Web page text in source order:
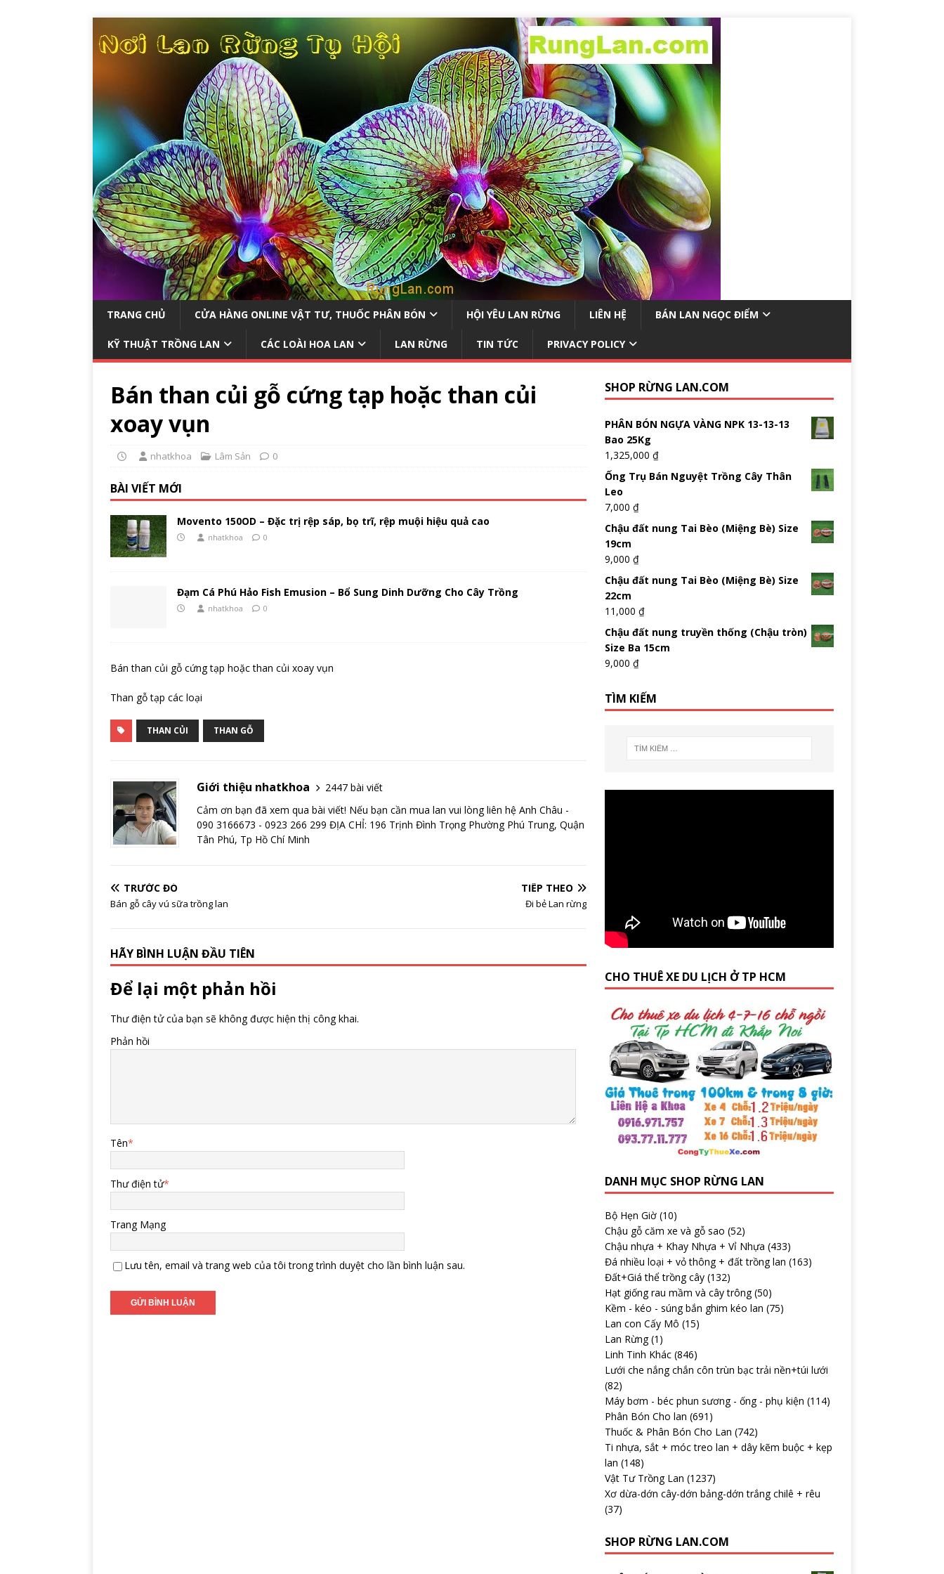
TRANG CHỦ CỬA HÀNG ONLINE VẬT TƯ, THUỐC PHÂN BÓN HỘI YÊU LAN RỪNG LIÊN HỆ BÁN LAN NGỌC ĐIỂM
KỸ THUẬT TRỒNG LAN CÁC LOÀI HOA LAN LAN RỪNG TIN TỨC PRIVACY POLICY
Bán than củi gỗ cứng tạp hoặc than củi
xoay vụn
nhatkhoa Lâm Sản 0
BÀI VIẾT MỚI
Movento 150OD – Đặc trị rệp sáp, bọ trĩ, rệp muội hiệu quả cao
nhatkhoa 0
Đạm Cá Phú Hảo Fish Emusion – Bổ Sung Dinh Dưỡng Cho Cây Trồng
nhatkhoa 0
Bán than củi gỗ cứng tạp hoặc than củi xoay vụn
Than gỗ tạp các loại
THAN CỦI THAN GỖ
Giới thiệu nhatkhoa
2447 bài viết
Cảm ơn bạn đã xem qua bài viết! Nếu bạn cần mua lan vui lòng liên hệ Anh Châu -
090 3166673 - 0923 266 299 ĐỊA CHỈ: 196 Trịnh Đình Trọng Phường Phú Trung, Quận
Tân Phú, Tp Hồ Chí Minh
TRƯỚC ĐÓ
Bán gỗ cây vú sữa trồng lan
TIẾP THEO
Đi bẻ Lan rừng
HÃY BÌNH LUẬN ĐẦU TIÊN
Để lại một phản hồi
Thư điện tử của bạn sẽ không được hiện thị công khai.
Phản hồi
Tên*
Thư điện tử*
Trang Mạng
Lưu tên, email và trang web của tôi trong trình duyệt cho lần bình luận sau.
SHOP RỪNG LAN.COM
PHÂN BÓN NGỰA VÀNG NPK 13-13-13
Bao 25Kg
1,325,000 ₫
Ống Trụ Bán Nguyệt Trồng Cây Thân
Leo
7,000 ₫
Chậu đất nung Tai Bèo (Miệng Bè) Size
19cm
9,000 ₫
Chậu đất nung Tai Bèo (Miệng Bè) Size
22cm
11,000 ₫
Chậu đất nung truyền thống (Chậu tròn)
Size Ba 15cm
9,000 ₫
TÌM KIẾM
CHO THUÊ XE DU LỊCH Ở TP HCM
DANH MỤC SHOP RỪNG LAN
Bộ Hẹn Giờ (10)
Chậu gỗ căm xe và gỗ sao (52)
Chậu nhựa + Khay Nhựa + Vỉ Nhựa (433)
Đá nhiều loại + vỏ thông + đất trồng lan (163)
Đất+Giá thể trồng cây (132)
Hạt giống rau mầm và cây trông (50)
Kềm - kéo - súng bắn ghim kéo lan (75)
Lan con Cấy Mô (15)
Lan Rừng (1)
Linh Tinh Khác (846)
Lưới che nắng chắn côn trùn bạc trải nền+túi lưới
(82)
Máy bơm - béc phun sương - ống - phụ kiện (114)
Phân Bón Cho lan (691)
Thuốc & Phân Bón Cho Lan (742)
Ti nhựa, sắt + móc treo lan + dây kẽm buộc + kẹp
lan (148)
Vật Tư Trồng Lan (1237)
Xơ dừa-dớn cây-dớn bảng-dớn trắng chilê + rêu
(37)
SHOP RỪNG LAN.COM